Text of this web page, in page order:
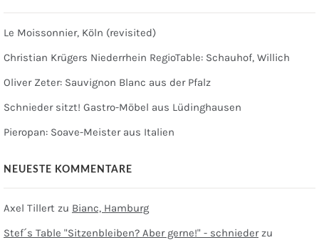
Le Moissonnier, Köln (revisited)
Christian Krügers Niederrhein RegioTable: Schauhof, Willich
Oliver Zeter: Sauvignon Blanc aus der Pfalz
Schnieder sitzt! Gastro-Möbel aus Lüdinghausen
Pieropan: Soave-Meister aus Italien
NEUESTE KOMMENTARE
Axel Tillert zu Bianc, Hamburg
Stef´s Table "Sitzenbleiben? Aber gerne!" - schniederzu